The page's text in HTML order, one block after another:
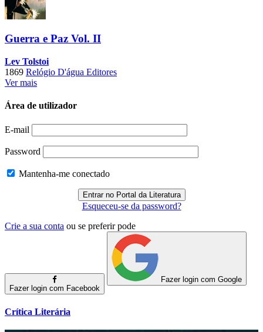
Guerra e Paz Vol. II
Lev Tolstoi
1869 Relógio D'água Editores
Ver mais
Área de utilizador
E-mail
Password
Mantenha-me conectado
Esqueceu-se da password?
Crie a sua conta ou se preferir pode
Fazer login com Facebook
Fazer login com Google
Crítica Literária